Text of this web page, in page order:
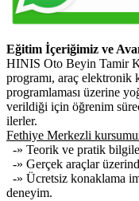
Eğitim İçeriğimiz ve
HINIS Oto Beyin Tamir
programı, araç
programlaması üzerine
verildiği için öğrenim
ilerler.
Fethiye Merkezli
-» Teorik ve pratik
-» Gerçek araçlar
-» Ücretsiz konaklama
deneyim.